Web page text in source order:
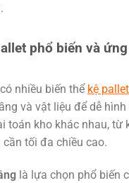
phổ biến và
nhiều biến thể kệ pallet
và vật liệu để dễ
toán kho khác nhau, từ
cần tối đa chiều cao.
là lựa chọn phổ biến